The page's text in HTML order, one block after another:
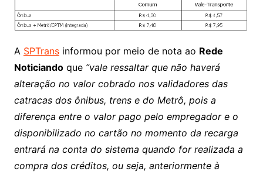
A SPTransinformou por meio de nota ao Rede
Noticiandoque ”vale ressaltar que não haverá
alteração no valor cobrado nos validadores das
catracas dos ônibus, trens e do Metrô, pois a
diferença entre o valor pago pelo empregador e o
disponibilizado no cartão no momento da recarga
entrará na conta do sistema quando for realizada a
compra dos créditos, ou seja, anteriormente à